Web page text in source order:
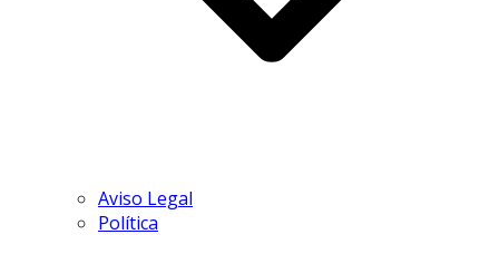
Aviso Legal
Política